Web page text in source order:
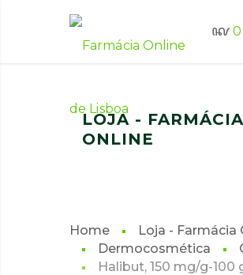
0
FARMÁCIA ONLINE
LOJA - FARMÁCIA
ONLINE
Home
Loja - Farmácia
Dermocosmética
Halibut, 150 mg/g-100